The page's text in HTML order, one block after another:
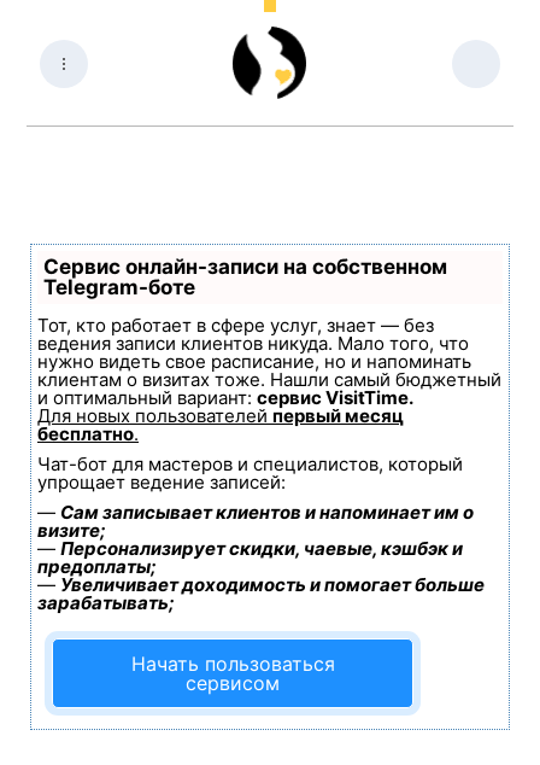
Сервис онлайн-записи на собственном
Telegram-боте
Тот, кто работает в сфере услуг, знает — без
ведения записи клиентов никуда. Мало того, что
нужно видеть свое расписание, но и напоминать
клиентам о визитах тоже. Нашли самый бюджетный
и оптимальный вариант: сервис VisitTime.
Для новых пользователей первый месяц
бесплатно.
Чат-бот для мастеров и специалистов, который
упрощает ведение записей:
— Сам записывает клиентов и напоминает им о
визите;
— Персонализирует скидки, чаевые, кэшбэк и
предоплаты;
— Увеличивает доходимость и помогает больше
зарабатывать;
Начать пользоваться
сервисом